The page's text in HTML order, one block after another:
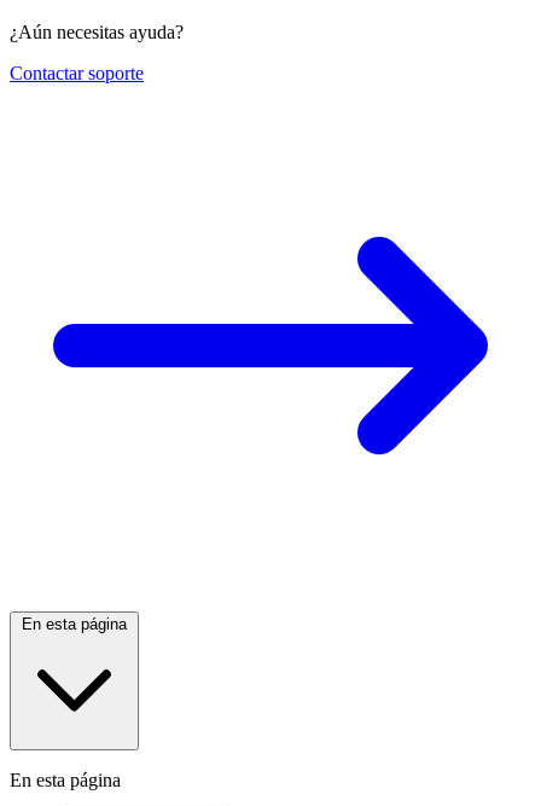
¿Aún necesitas ayuda?
Contactar soporte
En esta página
En esta página